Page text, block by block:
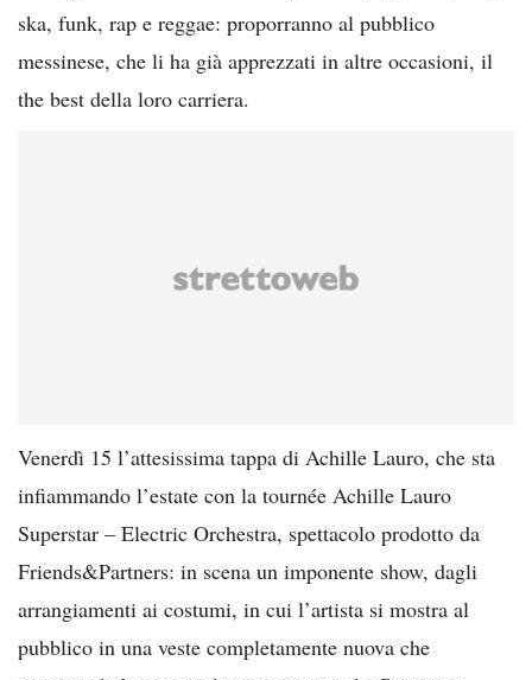
ska, funk, rap e reggae: proporranno al pubblico
messinese, che li ha già apprezzati in altre occasioni, il
the best della loro carriera.
Venerdì 15 l’attesissima tappa di Achille Lauro, che sta
infiammando l’estate con la tournée Achille Lauro
Superstar – Electric Orchestra, spettacolo prodotto da
Friends&Partners: in scena un imponente show, dagli
arrangiamenti ai costumi, in cui l’artista si mostra al
pubblico in una veste completamente nuova che